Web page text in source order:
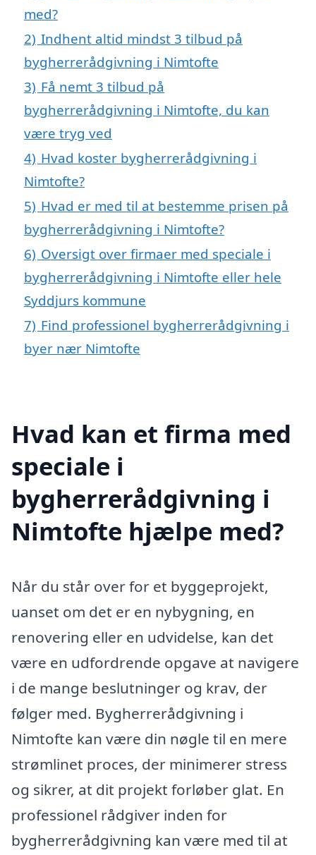
med?
2) Indhent altid mindst 3 tilbud på
bygherrerådgivning i Nimtofte
3) Få nemt 3 tilbud på
bygherrerådgivning i Nimtofte, du kan
være tryg ved
4) Hvad koster bygherrerådgivning i
Nimtofte?
5) Hvad er med til at bestemme prisen på
bygherrerådgivning i Nimtofte?
6) Oversigt over firmaer med speciale i
bygherrerådgivning i Nimtofte eller hele
Syddjurs kommune
7) Find professionel bygherrerådgivning i
byer nær Nimtofte
Hvad kan et firma med
speciale i
bygherrerådgivning i
Nimtofte hjælpe med?
Når du står over for et byggeprojekt,
uanset om det er en nybygning, en
renovering eller en udvidelse, kan det
være en udfordrende opgave at navigere
i de mange beslutninger og krav, der
følger med. Bygherrerådgivning i
Nimtofte kan være din nøgle til en mere
strømlinet proces, der minimerer stress
og sikrer, at dit projekt forløber glat. En
professionel rådgiver inden for
bygherrerådgivning kan være med til at